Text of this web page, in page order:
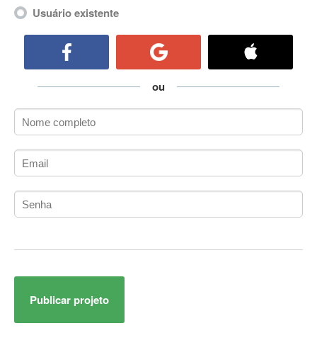
Active Directory
ActiveX Data Objects (ADO)
ADK
Administração Acadêmica
Administração de Artistas e Repertórios
Administração de Banco de Dados
Administração de Redes
Administrador de Sistemas
Adobe After Effects
Adobe AIR
Usuário existente
ou
Publicar projeto